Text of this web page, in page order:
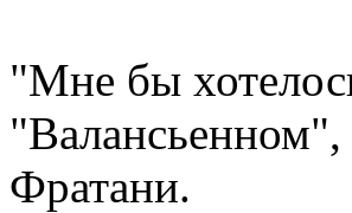
"Мне бы
"Валансьенном",
Фратани.